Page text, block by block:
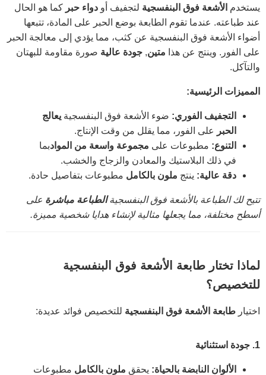
يستخدم الأشعة فوق البنفسجية لتجفيف أو دواء حبر كما هو الحال
عند طباعته. عندما تقوم الطابعة بوضع الحبر على المادة، تتبعها
أضواء الأشعة فوق البنفسجية عن كثب، مما يؤدي إلى معالجة الحبر
على الفور. وينتج عن هذا متين, جودة عالية صورة مقاومة للبهتان
والتآكل.
المميزات الرئيسية:
التجفيف الفوري: ضوء الأشعة فوق البنفسجية يعالج
الحبر
على الفور، مما يقلل من وقت الإنتاج.
التنوع: مطبوعات على مجموعة واسعة من الموادبما
في ذلك البلاستيك والمعادن والزجاج والخشب.
دقة عالية: ينتج ملون بالكامل مطبوعات بتفاصيل حادة.
تتيح لك الطباعة بالأشعة فوق البنفسجيةالطباعة مباشرة على
أسطح مختلفة، مما يجعلها مثالية لإنشاء هدايا شخصية مميزة.
لماذا تختار طابعة الأشعة فوق البنفسجية
للتخصيص؟
اختيار طابعة الأشعة فوق البنفسجية للتخصيص فوائد عديدة:
1. جودة استثنائية
الألوان النابضة بالحياة: يحقق ملون بالكامل مطبوعات